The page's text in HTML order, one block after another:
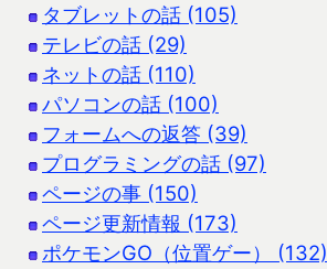
タブレットの話 (105)
テレビの話 (29)
ネットの話 (110)
パソコンの話 (100)
フォームへの返答 (39)
プログラミングの話 (97)
ページの事 (150)
ページ更新情報 (173)
ポケモンGO（位置ゲー） (132)